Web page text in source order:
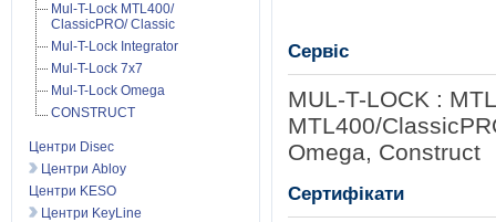
Сервіс
MUL-T-LOCK :
MTL400/
Omega, Construct
Сертифікати
Mul-T-Lock MTL400/
ClassicPRO/ Classic
Mul-T-Lock Integrator
Mul-T-Lock 7x7
Mul-T-Lock Omega
CONSTRUCT
Центри Disec
Центри Abloy
Центри KESO
Центри KeyLine